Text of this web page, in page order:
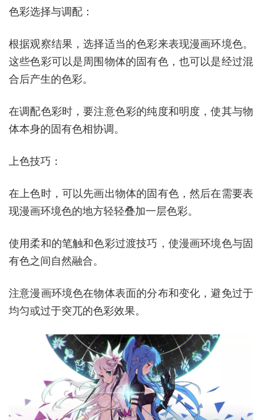
色彩选择与调配：
根据观察结果，选择适当的色彩来表现漫画环境色。
这些色彩可以是周围物体的固有色，也可以是经过混
合后产生的色彩。
在调配色彩时，要注意色彩的纯度和明度，使其与物
体本身的固有色相协调。
上色技巧：
在上色时，可以先画出物体的固有色，然后在需要表
现漫画环境色的地方轻轻叠加一层色彩。
使用柔和的笔触和色彩过渡技巧，使漫画环境色与固
有色之间自然融合。
注意漫画环境色在物体表面的分布和变化，避免过于
均匀或过于突兀的色彩效果。